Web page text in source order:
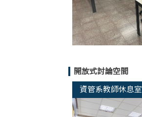
開放式討論空間
資管系教師休息室